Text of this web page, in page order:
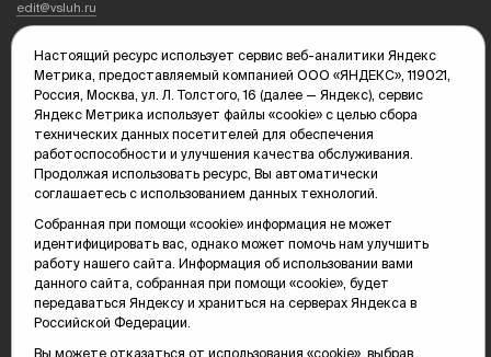
edit@vsluh.ru
Главный редактор: Панкина Т.Ю.
kika@vsluh.ru
По вопросам рекламы:
kotovaev@sibinformburo.ru
mim@vsluh.ru
© 2000-2026 Тюменская интернет-газета «Вслух.ру»
Карта сайта
Настоящий ресурс использует сервис веб-аналитики Яндекс
Метрика, предоставляемый компанией ООО «ЯНДЕКС», 119021,
Россия, Москва, ул. Л. Толстого, 16 (далее — Яндекс), сервис
Яндекс Метрика использует файлы «cookie» с целью сбора
технических данных посетителей для обеспечения
работоспособности и улучшения качества обслуживания.
Продолжая использовать ресурс, Вы автоматически
соглашаетесь с использованием данных технологий.
Собранная при помощи «cookie» информация не может
идентифицировать вас, однако может помочь нам улучшить
работу нашего сайта. Информация об использовании вами
данного сайта, собранная при помощи «cookie», будет
передаваться Яндексу и храниться на серверах Яндекса в
Российской Федерации.
Вы можете отказаться от использования «cookie», выбрав